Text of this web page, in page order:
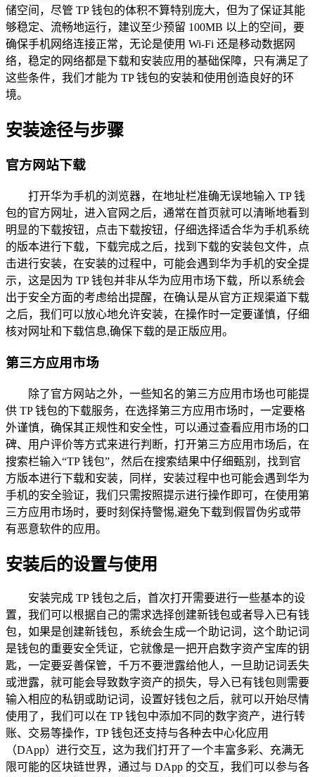
储空间，尽管 TP 钱包的体积不算特别庞大，但为了保证其能
够稳定、流畅地运行，建议至少预留 100MB 以上的空间，要
确保手机网络连接正常，无论是使用 Wi-Fi 还是移动数据网
络，稳定的网络都是下载和安装应用的基础保障，只有满足了
这些条件，我们才能为 TP 钱包的安装和使用创造良好的环
境。
安装途径与步骤
官方网站下载
打开华为手机的浏览器，在地址栏准确无误地输入 TP 钱
包的官方网址，进入官网之后，通常在首页就可以清晰地看到
明显的下载按钮，点击下载按钮，仔细选择适合华为手机系统
的版本进行下载，下载完成之后，找到下载的安装包文件，点
击进行安装，在安装的过程中，可能会遇到华为手机的安全提
示，这是因为 TP 钱包并非从华为应用市场下载，所以系统会
出于安全方面的考虑给出提醒，在确认是从官方正规渠道下载
之后，我们可以放心地允许安装，在操作时一定要谨慎，仔细
核对网址和下载信息,确保下载的是正版应用。
第三方应用市场
除了官方网站之外，一些知名的第三方应用市场也可能提
供 TP 钱包的下载服务，在选择第三方应用市场时，一定要格
外谨慎，确保其正规性和安全性，可以通过查看应用市场的口
碑、用户评价等方式来进行判断，打开第三方应用市场后，在
搜索栏输入“TP 钱包”，然后在搜索结果中仔细甄别，找到官
方版本进行下载和安装，同样，安装过程中也可能会遇到华为
手机的安全验证，我们只需按照提示进行操作即可，在使用第
三方应用市场时，要时刻保持警惕,避免下载到假冒伪劣或带
有恶意软件的应用。
安装后的设置与使用
安装完成 TP 钱包之后，首次打开需要进行一些基本的设
置，我们可以根据自己的需求选择创建新钱包或者导入已有钱
包，如果是创建新钱包，系统会生成一个助记词，这个助记词
是钱包的重要安全凭证，它就像是一把开启数字资产宝库的钥
匙，一定要妥善保管，千万不要泄露给他人，一旦助记词丢失
或泄露，就可能会导致数字资产的损失，导入已有钱包则需要
输入相应的私钥或助记词，设置好钱包之后，就可以开始尽情
使用了，我们可以在 TP 钱包中添加不同的数字资产，进行转
账、交易等操作，TP 钱包还支持与各种去中心化应用
（DApp）进行交互，这为我们打开了一个丰富多彩、充满无
限可能的区块链世界，通过与 DApp 的交互，我们可以参与各